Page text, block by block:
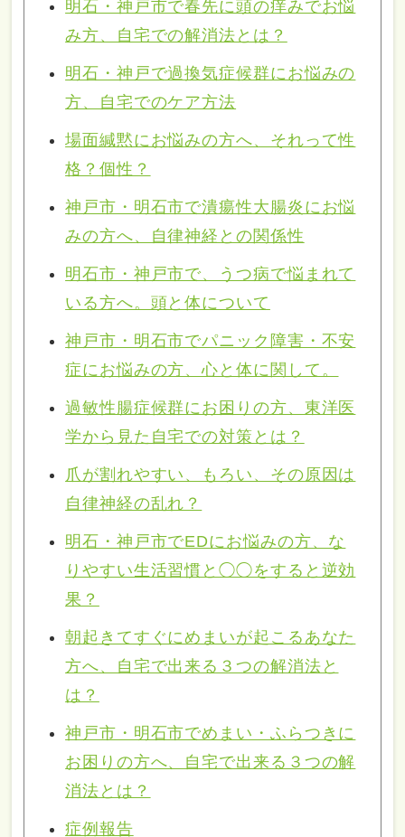
明石・神戸市で春先に頭の痒みでお悩
み方、自宅での解消法とは？
明石・神戸で過換気症候群にお悩みの
方、自宅でのケア方法
場面緘黙にお悩みの方へ、それって性
格？個性？
神戸市・明石市で潰瘍性大腸炎にお悩
みの方へ、自律神経との関係性
明石市・神戸市で、うつ病で悩まれて
いる方へ。頭と体について
神戸市・明石市でパニック障害・不安
症にお悩みの方、心と体に関して。
過敏性腸症候群にお困りの方、東洋医
学から見た自宅での対策とは？
爪が割れやすい、もろい、その原因は
自律神経の乱れ？
明石・神戸市でEDにお悩みの方、な
りやすい生活習慣と◯◯をすると逆効
果？
朝起きてすぐにめまいが起こるあなた
方へ、自宅で出来る３つの解消法と
は？
神戸市・明石市でめまい・ふらつきに
お困りの方へ、自宅で出来る３つの解
消法とは？
症例報告